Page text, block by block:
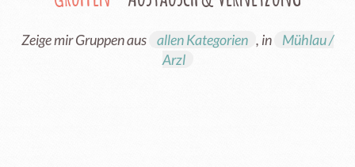
Zeige mir Gruppen aus allen Kategorien , in
Mühlau /
Arzl